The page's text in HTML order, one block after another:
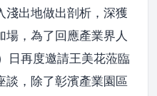
淺出地做出剖析，深獲
場，為了回應產業界人
日再度邀請王美花蒞臨
談，除了彰濱產業園區